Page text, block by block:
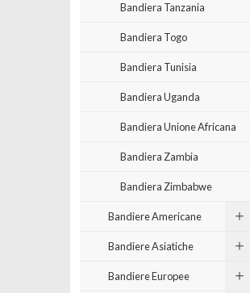
Bandiera Tanzania
Bandiera Togo
Bandiera Tunisia
Bandiera Uganda
Bandiera Unione Africana
Bandiera Zambia
Bandiera Zimbabwe
Bandiere Americane
Bandiere Asiatiche
Bandiere Europee